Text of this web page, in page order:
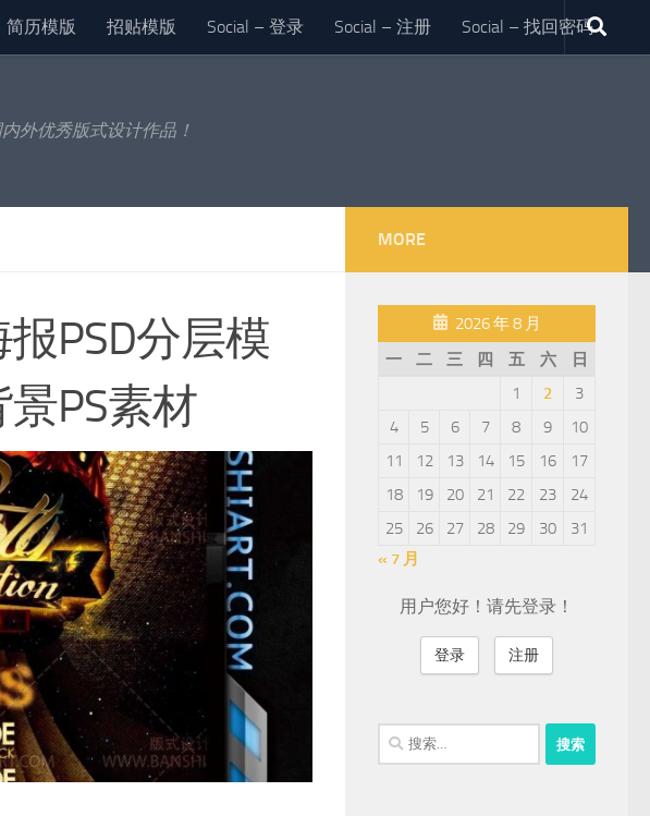
简历模版 招贴模版 Social – 登录 Social – 注册 Social – 找回密码
外优秀版式设计作品！
PSD分层模
PS素材
MORE
2026 年 8 月
一
二 三 四 五 六
日
1
2
3
4
5 6 7 8 9
10
11
12 13 14 15 16
17
18
19 20 21 22 23
24
25
26 27 28 29 30
31
« 7 月
用户您好！请先登录！
登录 注册
搜
索：